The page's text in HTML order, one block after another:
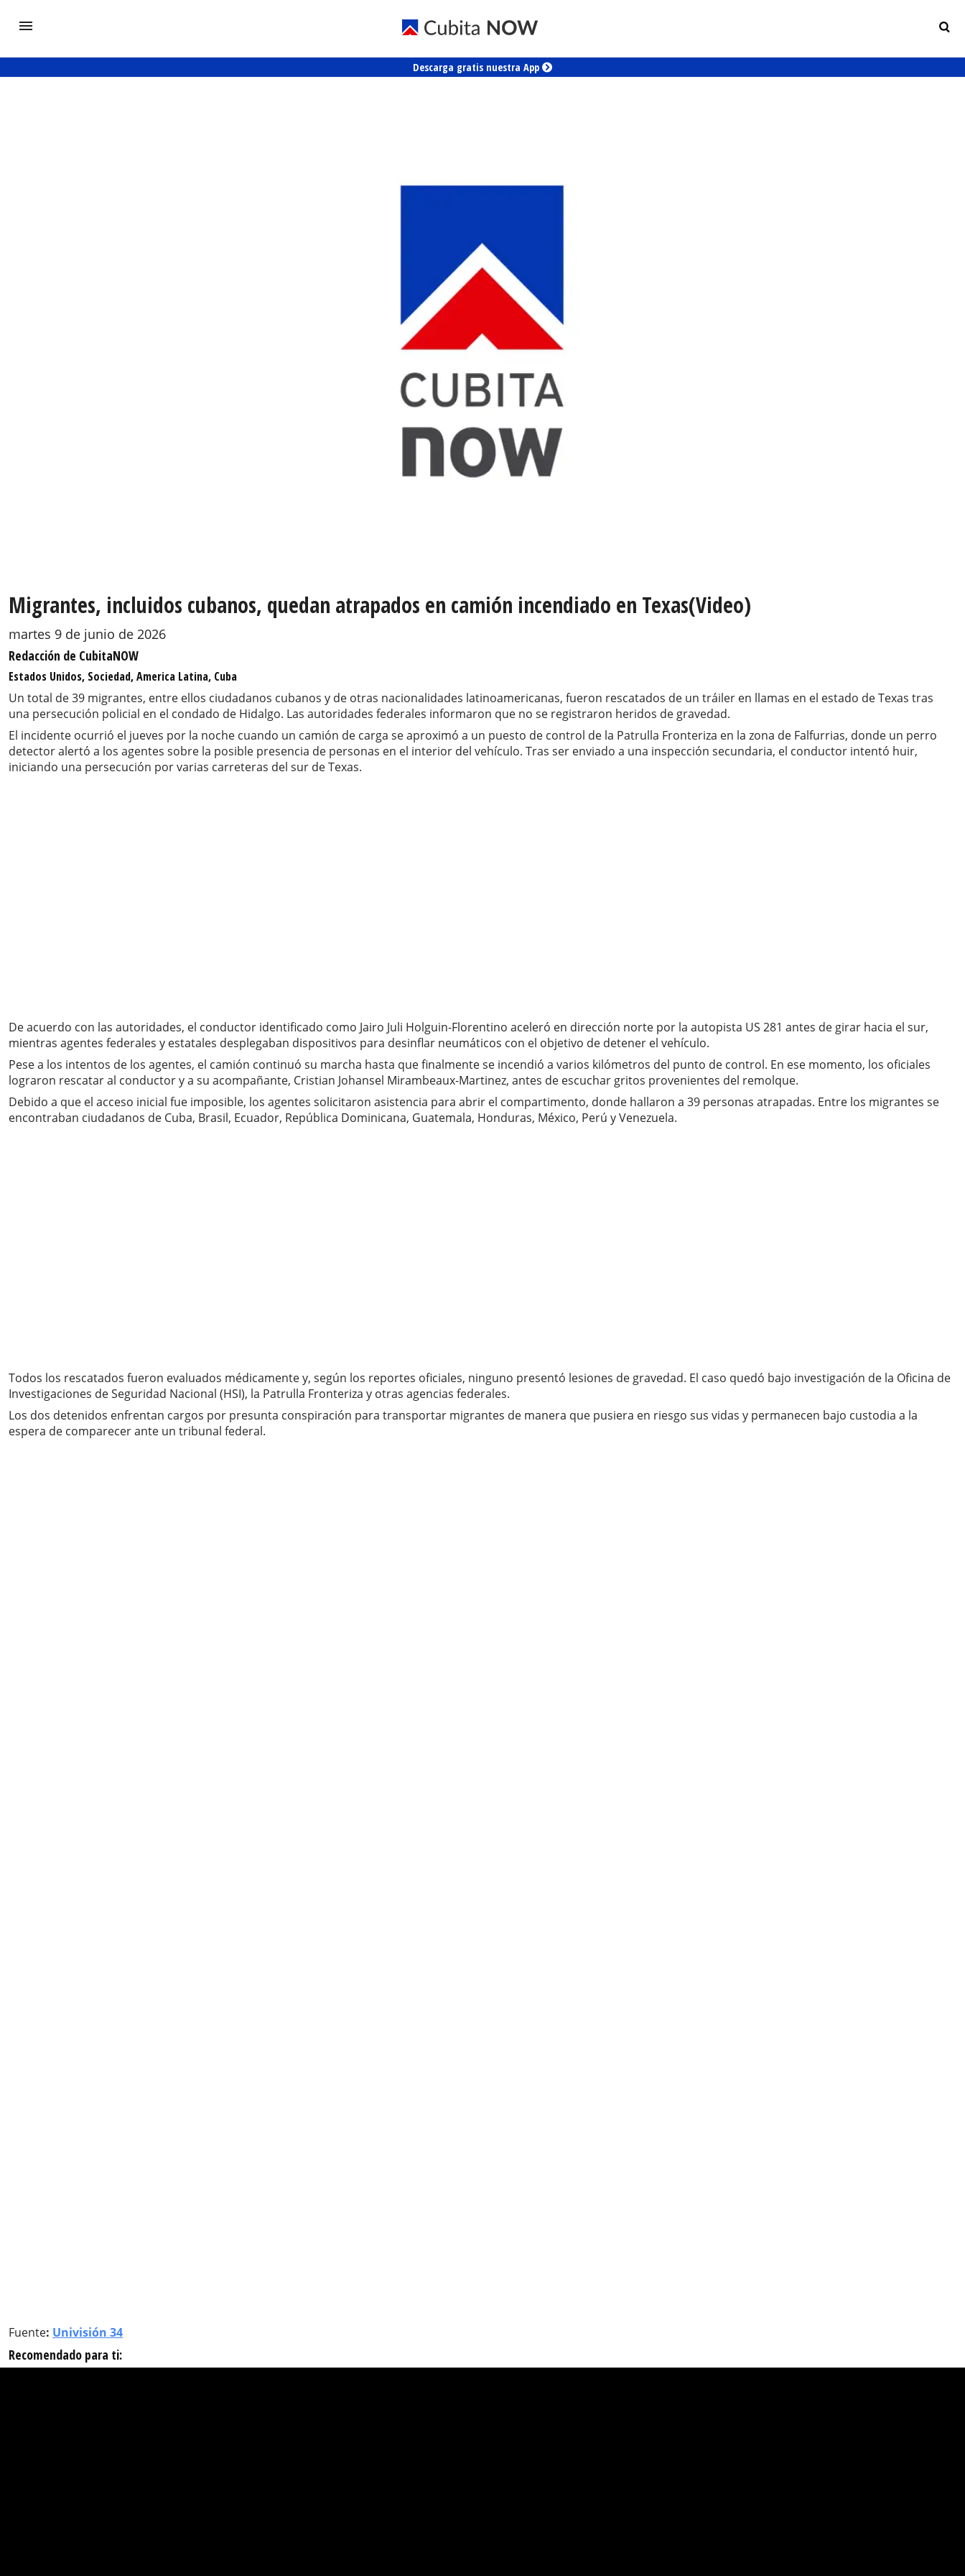
Descarga gratis nuestra App
Migrantes, incluidos cubanos, quedan atrapados en camión incendiado en Texas(Video)
martes 9 de junio de 2026
Redacción de CubitaNOW
Estados Unidos, Sociedad, America Latina, Cuba
Un total de 39 migrantes, entre ellos ciudadanos cubanos y de otras nacionalidades latinoamericanas, fueron rescatados de un tráiler en llamas en el estado de Texas tras
una persecución policial en el condado de Hidalgo. Las autoridades federales informaron que no se registraron heridos de gravedad.
El incidente ocurrió el jueves por la noche cuando un camión de carga se aproximó a un puesto de control de la Patrulla Fronteriza en la zona de Falfurrias, donde un perro
detector alertó a los agentes sobre la posible presencia de personas en el interior del vehículo. Tras ser enviado a una inspección secundaria, el conductor intentó huir,
iniciando una persecución por varias carreteras del sur de Texas.
De acuerdo con las autoridades, el conductor identificado como Jairo Juli Holguin-Florentino aceleró en dirección norte por la autopista US 281 antes de girar hacia el sur,
mientras agentes federales y estatales desplegaban dispositivos para desinflar neumáticos con el objetivo de detener el vehículo.
Pese a los intentos de los agentes, el camión continuó su marcha hasta que finalmente se incendió a varios kilómetros del punto de control. En ese momento, los oficiales
lograron rescatar al conductor y a su acompañante, Cristian Johansel Mirambeaux-Martinez, antes de escuchar gritos provenientes del remolque.
Debido a que el acceso inicial fue imposible, los agentes solicitaron asistencia para abrir el compartimento, donde hallaron a 39 personas atrapadas. Entre los migrantes se
encontraban ciudadanos de Cuba, Brasil, Ecuador, República Dominicana, Guatemala, Honduras, México, Perú y Venezuela.
Todos los rescatados fueron evaluados médicamente y, según los reportes oficiales, ninguno presentó lesiones de gravedad. El caso quedó bajo investigación de la Oficina de
Investigaciones de Seguridad Nacional (HSI), la Patrulla Fronteriza y otras agencias federales.
Los dos detenidos enfrentan cargos por presunta conspiración para transportar migrantes de manera que pusiera en riesgo sus vidas y permanecen bajo custodia a la
espera de comparecer ante un tribunal federal.
Fuente: Univisión 34
Recomendado para ti: